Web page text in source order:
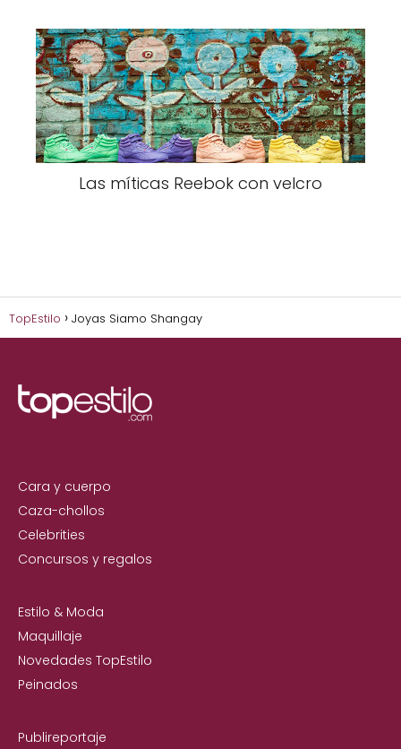
Las míticas Reebok con velcro
TopEstilo Joyas Siamo Shangay
Cara y cuerpo
Caza-chollos
Celebrities
Concursos y regalos
Estilo & Moda
Maquillaje
Novedades TopEstilo
Peinados
Publireportaje